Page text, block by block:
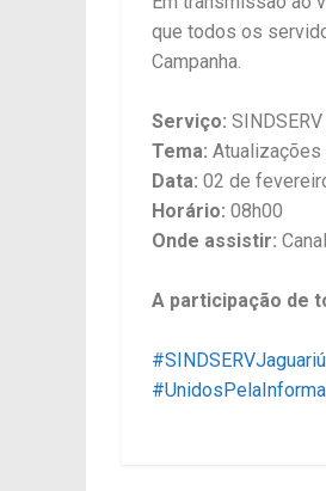
que todos os
Campanha.
Serviço:
Tema: Atualizações
Data: 02 de
Horário: 08h00
Onde assistir:
A participação de